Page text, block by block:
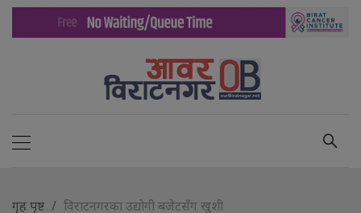
गृह पृष्ट विराटनगरका उद्योगी बजेटसँग खुशी